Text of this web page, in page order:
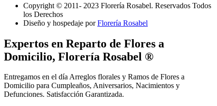
Copyright © 2011- 2023 Florería Rosabel. Reservados Todos
los Derechos
Diseño y hospedaje porFlorería Rosabel
Expertos en Reparto de Flores a
Domicilio, Florería Rosabel ®
Entregamos en el día Arreglos florales y Ramos de Flores a
Domicilio para Cumpleaños, Aniversarios, Nacimientos y
Defunciones. Satisfacción Garantizada.